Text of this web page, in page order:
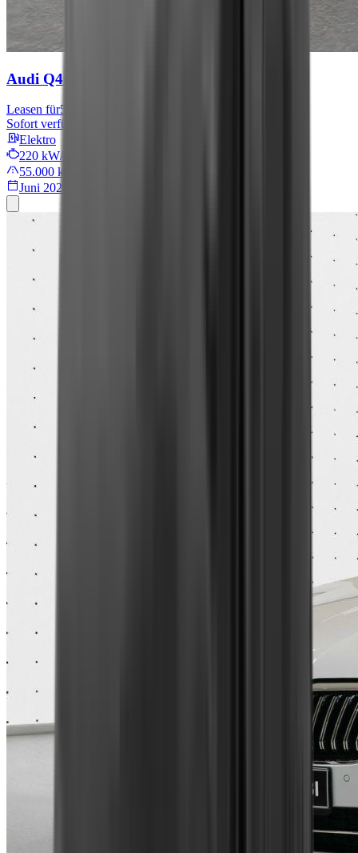
Audi Q4 e-tron
Leasen für567 € mtl.
Sofort verfügbar
Elektro
220 kW/299 PS
55.000 km
Juni 2022